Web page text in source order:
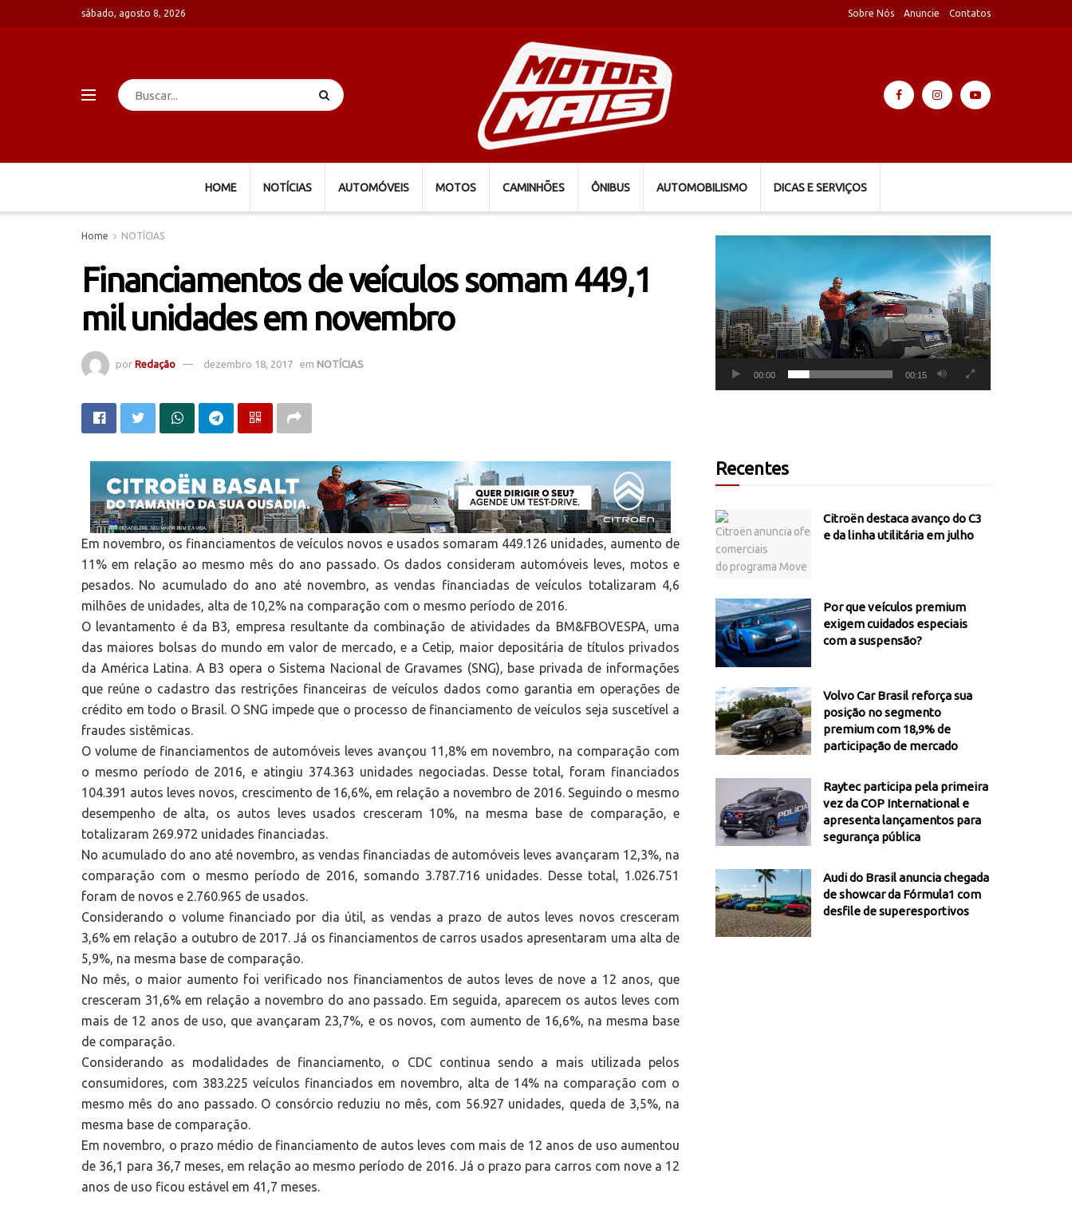
sábado, agosto 8, 2026 Sobre Nós Anuncie Contatos
HOME NOTÍCIAS AUTOMÓVEIS MOTOS CAMINHÕES ÔNIBUS AUTOMOBILISMO DICAS E SERVIÇOS
Home NOTÍCIAS
Financiamentos de veículos somam 449,1
mil unidades em novembro
por Redação dezembro 18, 2017 em NOTÍCIAS
Em novembro, os financiamentos de veículos novos e usados somaram 449.126 unidades, aumento de
11% em relação ao mesmo mês do ano passado. Os dados consideram automóveis leves, motos e
pesados. No acumulado do ano até novembro, as vendas financiadas de veículos totalizaram 4,6
milhões de unidades, alta de 10,2% na comparação com o mesmo período de 2016.
O levantamento é da B3, empresa resultante da combinação de atividades da BM&FBOVESPA, uma
das maiores bolsas do mundo em valor de mercado, e a Cetip, maior depositária de títulos privados
da América Latina. A B3 opera o Sistema Nacional de Gravames (SNG), base privada de informações
que reúne o cadastro das restrições financeiras de veículos dados como garantia em operações de
crédito em todo o Brasil. O SNG impede que o processo de financiamento de veículos seja suscetível a
fraudes sistêmicas.
O volume de financiamentos de automóveis leves avançou 11,8% em novembro, na comparação com
o mesmo período de 2016, e atingiu 374.363 unidades negociadas. Desse total, foram financiados
104.391 autos leves novos, crescimento de 16,6%, em relação a novembro de 2016. Seguindo o mesmo
desempenho de alta, os autos leves usados cresceram 10%, na mesma base de comparação, e
totalizaram 269.972 unidades financiadas.
No acumulado do ano até novembro, as vendas financiadas de automóveis leves avançaram 12,3%, na
comparação com o mesmo período de 2016, somando 3.787.716 unidades. Desse total, 1.026.751
foram de novos e 2.760.965 de usados.
Considerando o volume financiado por dia útil, as vendas a prazo de autos leves novos cresceram
3,6% em relação a outubro de 2017. Já os financiamentos de carros usados apresentaram uma alta de
5,9%, na mesma base de comparação.
No mês, o maior aumento foi verificado nos financiamentos de autos leves de nove a 12 anos, que
cresceram 31,6% em relação a novembro do ano passado. Em seguida, aparecem os autos leves com
mais de 12 anos de uso, que avançaram 23,7%, e os novos, com aumento de 16,6%, na mesma base
de comparação.
Considerando as modalidades de financiamento, o CDC continua sendo a mais utilizada pelos
consumidores, com 383.225 veículos financiados em novembro, alta de 14% na comparação com o
mesmo mês do ano passado. O consórcio reduziu no mês, com 56.927 unidades, queda de 3,5%, na
mesma base de comparação.
Em novembro, o prazo médio de financiamento de autos leves com mais de 12 anos de uso aumentou
de 36,1 para 36,7 meses, em relação ao mesmo período de 2016. Já o prazo para carros com nove a 12
anos de uso ficou estável em 41,7 meses.
00:00 00:15
Recentes
Citroën destaca avanço do C3
e da linha utilitária em julho
Por que veículos premium
exigem cuidados especiais
com a suspensão?
Volvo Car Brasil reforça sua
posição no segmento
premium com 18,9% de
participação de mercado
Raytec participa pela primeira
vez da COP International e
apresenta lançamentos para
segurança pública
Audi do Brasil anuncia chegada
de showcar da Fórmula1 com
desfile de superesportivos